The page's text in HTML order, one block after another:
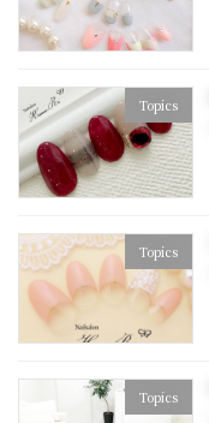
Topics
Topics
Topics